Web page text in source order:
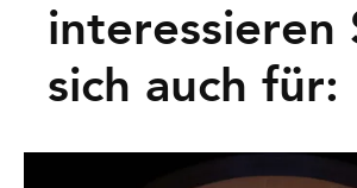
interessieren
sich auch für: